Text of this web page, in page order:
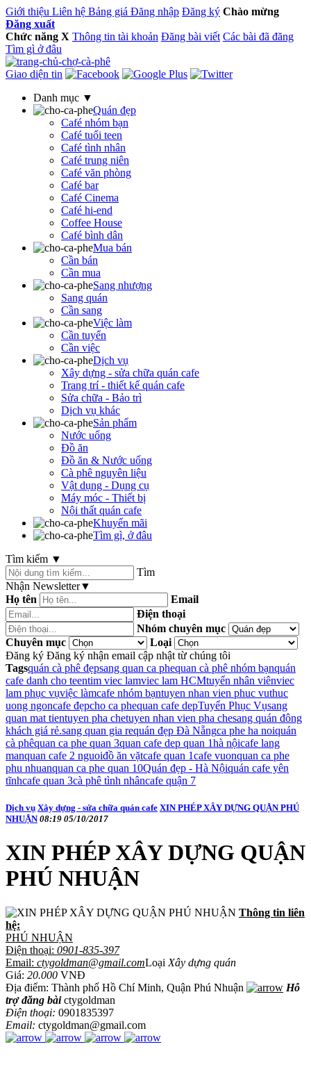
Giới thiệu Liên hệ Bảng giá Đăng nhập Đăng ký Chào mừng
Đăng xuất
Chức năng X Thông tin tài khoản Đăng bài viết Các bài đã đăng
Tìm gì ở đâu
Giao diện tin
Danh mục ▼
Quán đẹp
Café nhóm bạn
Café tuổi teen
Café tình nhân
Café trung niên
Café văn phòng
Café bar
Café Cinema
Café hi-end
Coffee House
Café bình dân
Mua bán
Cần bán
Cần mua
Sang nhượng
Sang quán
Cần sang
Việc làm
Cần tuyển
Cần việc
Dịch vụ
Xây dựng - sửa chữa quán cafe
Trang trí - thiết kế quán cafe
Sửa chữa - Bảo trì
Dịch vụ khác
Sản phẩm
Nước uống
Đồ ăn
Đồ ăn & Nước uống
Cà phê nguyên liệu
Vật dụng - Dụng cụ
Máy móc - Thiết bị
Nội thất quán cafe
Khuyến mãi
Tìm gì, ở đâu
Tìm kiếm ▼
Tìm
Nhận Newsletter▼
Họ tên
Email
Điện thoại
Nhóm chuyên mục
Chuyên mục
Loại
Đăng ký Đăng ký nhận email cập nhật từ chúng tôi
Tagsquán cà phê đẹpsang quan ca phequan cà phê nhóm bạnquán
cafe danh cho teentim viec lamviec lam HCMtuyển nhân viênviec
lam phục vụviệc làmcafe nhóm bạntuyen nhan vien phuc vuthuc
uong ngoncafe đẹpcho ca phequan cafe depTuyển Phục Vụsang
quan mat tientuyen pha chetuyen nhan vien pha chesang quán đông
khách giá rẻ.sang quan gia requán đẹp Đà Nẵngca phe ha noiquán
cà phêquan ca phe quan 3quan cafe dep quan 1hà nộicafe lang
manquan cafe 2 nguoiđồ ăn vặtcafe quan 1cafe vuonquan ca phe
phu nhuanquan ca phe quan 10Quán đẹp - Hà Nộiquán cafe yên
tĩnhcafe quan 3cà phê tình nhâncafe quận 7
Dịch vụ Xây dựng - sửa chữa quán cafe XIN PHÉP XÂY DỰNG QUẬN PHÚ
NHUẬN 08:19 05/10/2017
XIN PHÉP XÂY DỰNG QUẬN
PHÚ NHUẬN
Thông tin liên
hệ:
PHÚ NHUẬN
Điện thoại: 0901-835-397
Email: ctygoldman@gmail.comLoại Xây dựng quán
Giá: 20.000 VNĐ
Địa điểm: Thành phố Hồ Chí Minh, Quận Phú Nhuận
Hỗ
trợ đăng bàictygoldman
Điện thoại: 0901835397
Email: ctygoldman@gmail.com